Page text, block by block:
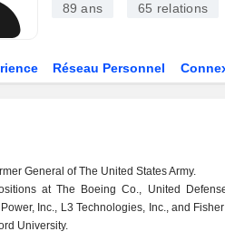
89 ans 65 relations
Réseau Personnel
General of The United States Army.
at The Boeing Co., United
Inc., L3 Technologies, Inc., and
University.